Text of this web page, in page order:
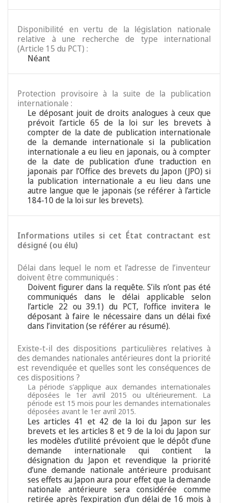
Disponibilité en vertu de la législation nationale
relative à une recherche de type international
(Article 15 du PCT) :
Néant
Protection provisoire à la suite de la publication
internationale :
Le déposant jouit de droits analogues à ceux que
prévoit l’article 65 de la loi sur les brevets à
compter de la date de publication internationale
de la demande internationale si la publication
internationale a eu lieu en japonais, ou à compter
de la date de publication d’une traduction en
japonais par l’Office des brevets du Japon (JPO) si
la publication internationale a eu lieu dans une
autre langue que le japonais (se référer à l’article
184-10 de la loi sur les brevets).
Informations utiles si cet État contractant est
désigné (ou élu)
Délai dans lequel le nom et l’adresse de l’inventeur
doivent être communiqués :
Doivent figurer dans la requête. S’ils n’ont pas été
communiqués dans le délai applicable selon
l’article 22 ou 39.1) du PCT, l’office invitera le
déposant à faire le nécessaire dans un délai fixé
dans l’invitation (se référer au résumé).
Existe-t-il des dispositions particulières relatives à
des demandes nationales antérieures dont la priorité
est revendiquée et quelles sont les conséquences de
ces dispositions ?
La période s’applique aux demandes internationales
déposées le 1er avril 2015 ou ultérieurement. La
période est 15 mois pour les demandes internationales
déposées avant le 1er avril 2015.
Les articles 41 et 42 de la loi du Japon sur les
brevets et les articles 8 et 9 de la loi du Japon sur
les modèles d’utilité prévoient que le dépôt d’une
demande internationale qui contient la
désignation du Japon et revendique la priorité
d’une demande nationale antérieure produisant
ses effets au Japon aura pour effet que la demande
nationale antérieure sera considérée comme
retirée après l’expiration d’un délai de 16 mois à